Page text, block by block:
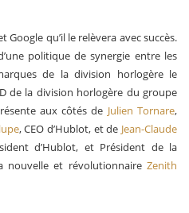
Google qu’il le relèvera avec succès.
politique de synergie entre les
de la division horlogère le
de la division horlogère du groupe
aux côtés de Julien Tornare,
, CEO d’Hublot, et de Jean-Claude
d’Hublot, et Président de la
nouvelle et révolutionnaire Zenith